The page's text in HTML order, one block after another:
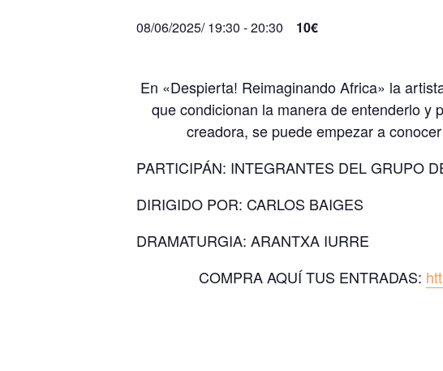
08/06/2025/ 19:30 -20:30 10€
En «Despierta! Reimaginando Africa» la
que condicionan la manera de entenderlo y
creadora, se puede empezar a
PARTICIPÁN: INTEGRANTES DEL GRUPO
DIRIGIDO POR: CARLOS BAIGES
DRAMATURGIA: ARANTXA IURRE
COMPRA AQUÍ TUS ENTRADAS: